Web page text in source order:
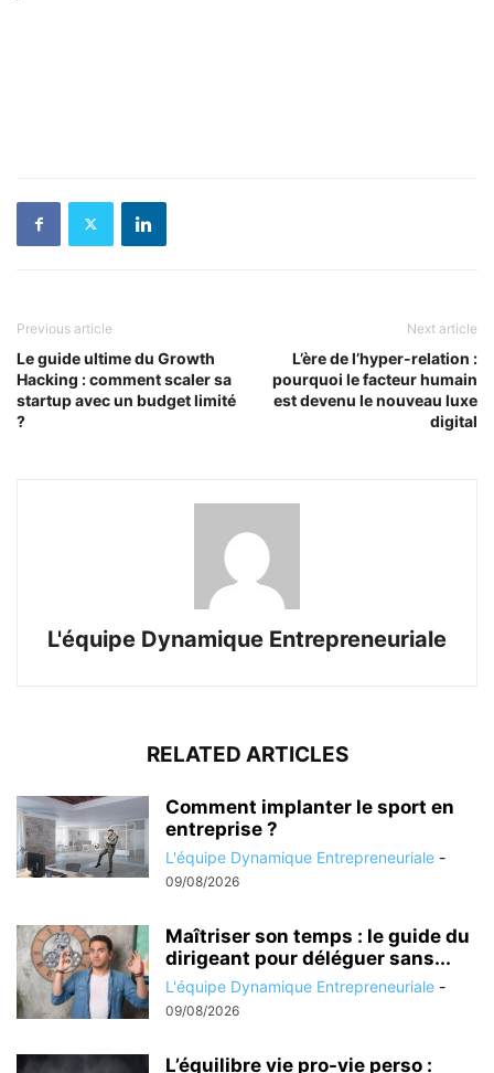
Previous article
Le guide ultime du Growth
Hacking : comment scaler sa
startup avec un budget limité
?
Next article
L’ère de l’hyper-relation :
pourquoi le facteur humain
est devenu le nouveau luxe
digital
L'équipe Dynamique Entrepreneuriale
RELATED ARTICLES
Comment implanter le sport en
entreprise ?
L'équipe Dynamique Entrepreneuriale -
09/08/2026
Maîtriser son temps : le guide du
dirigeant pour déléguer sans...
L'équipe Dynamique Entrepreneuriale -
09/08/2026
L’équilibre vie pro-vie perso :